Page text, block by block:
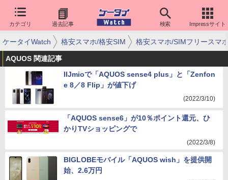
カテゴリ 過去記事 検索 Impressサイト
ケータイWatch 格安スマホ/格安SIM 格安スマホ/SIMフリースマ
AQUOS 関連記事
IIJmioで「AQUOS sense4 plus」と「Zenfon
e 8／8 Flip」が値下げ
(2022/3/10)
「AQUOS sense6」が10％ポイント還元、ひ
かりTVショッピングで
(2022/3/8)
BIGLOBEモバイル「AQUOS wish」を提供開
始、2.6万円